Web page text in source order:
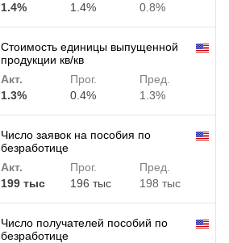
1.4%
1.4%
0.8%
Стоимость единицы выпущенной
продукции кв/кв
Акт.
1.3%
Прог.
0.4%
Пред.
1.3%
Число заявок на пособия по
безработице
Акт.
199 тыс
Прог.
196 тыс
Пред.
198 тыс
Число получателей пособий по
безработице